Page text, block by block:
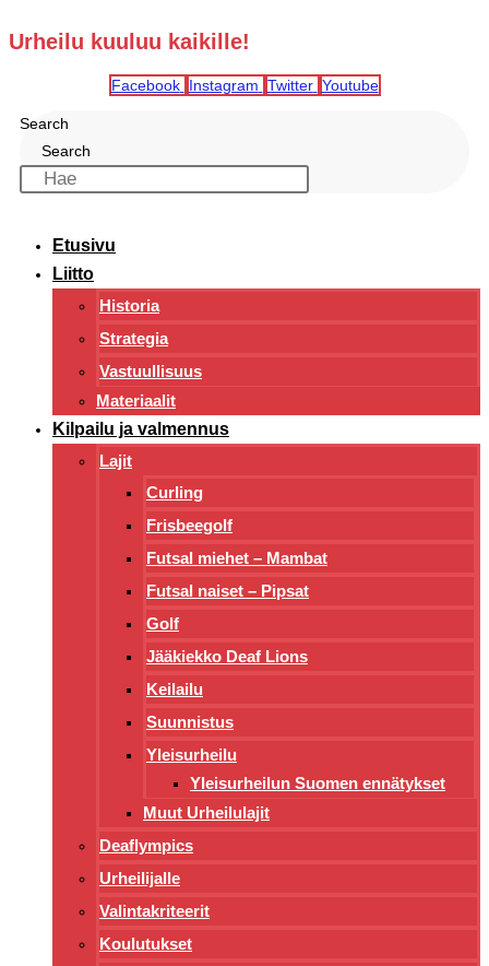
Urheilu kuuluu kaikille!
Facebook Instagram Twitter Youtube
Search
Search
Etusivu
Liitto
Historia
Strategia
Vastuullisuus
Materiaalit
Kilpailu ja valmennus
Lajit
Curling
Frisbeegolf
Futsal miehet – Mambat
Futsal naiset – Pipsat
Golf
Jääkiekko Deaf Lions
Keilailu
Suunnistus
Yleisurheilu
Yleisurheilun Suomen ennätykset
Muut Urheilulajit
Deaflympics
Urheilijalle
Valintakriteerit
Koulutukset